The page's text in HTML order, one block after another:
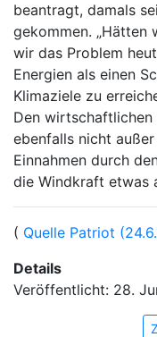
beantragt, damals
gekommen. „Hätten
wir das Problem
Energien als einen
Klimaziele zu
Den
ebenfalls nicht
Einnahmen durch
die Windkraft etwas
( Quelle Patriot
Details
Veröffentlicht: 28.